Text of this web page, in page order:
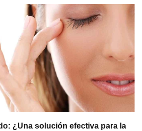
¿Una solución efectiva para la